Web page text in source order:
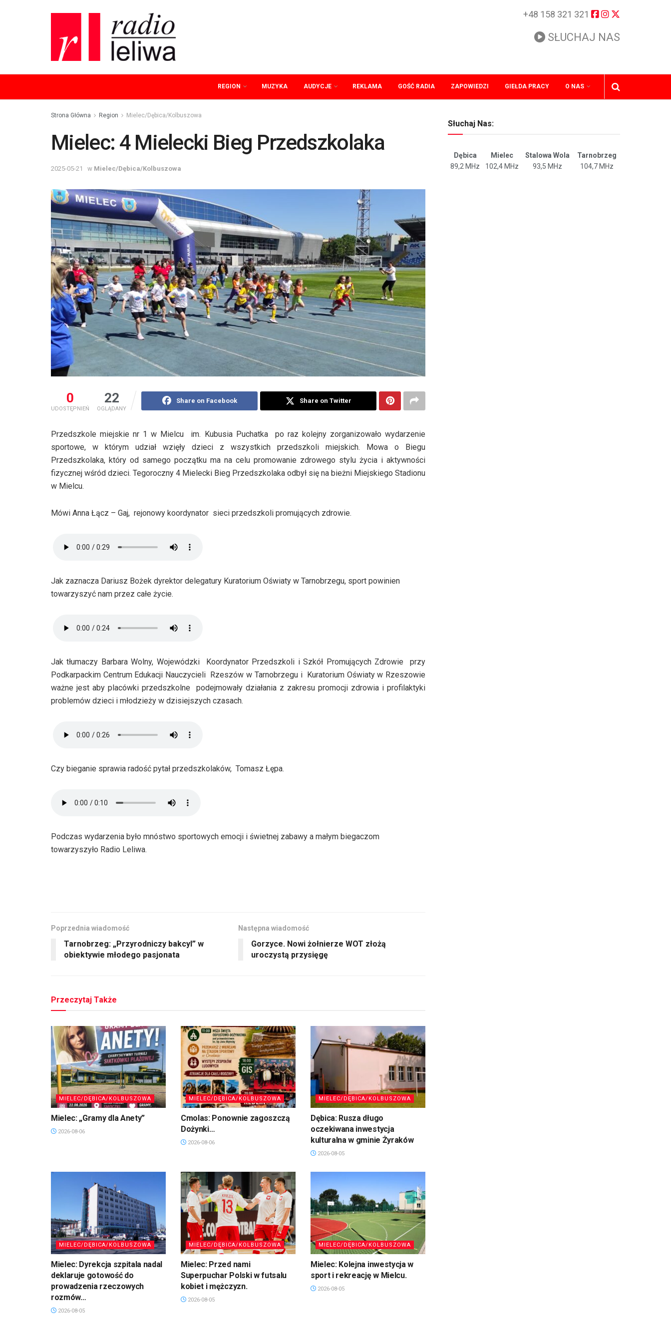
+48 158 321 321
SŁUCHAJ NAS
REGION MUZYKA AUDYCJE REKLAMA GOŚĆ RADIA ZAPOWIEDZI GIEŁDA PRACY O NAS
Strona Główna Region Mielec/Dębica/Kolbuszowa
Mielec: 4 Mielecki Bieg Przedszkolaka
2025-05-21 w Mielec/Dębica/Kolbuszowa
0
UDOSTĘPNIEŃ
22
OGLĄDANY
Share on Facebook Share on Twitter
Przedszkole miejskie nr 1 w Mielcu im. Kubusia Puchatka po raz kolejny zorganizowało wydarzenie
sportowe, w którym udział wzięły dzieci z wszystkich przedszkoli miejskich. Mowa o Biegu
Przedszkolaka, który od samego początku ma na celu promowanie zdrowego stylu życia i aktywności
fizycznej wśród dzieci. Tegoroczny 4 Mielecki Bieg Przedszkolaka odbył się na bieżni Miejskiego Stadionu
w Mielcu.
Mówi Anna Łącz – Gaj, rejonowy koordynator sieci przedszkoli promujących zdrowie.
Jak zaznacza Dariusz Bożek dyrektor delegatury Kuratorium Oświaty w Tarnobrzegu, sport powinien
towarzyszyć nam przez całe życie.
Jak tłumaczy Barbara Wolny, Wojewódzki Koordynator Przedszkoli i Szkół Promujących Zdrowie przy
Podkarpackim Centrum Edukacji Nauczycieli Rzeszów w Tarnobrzegu i Kuratorium Oświaty w Rzeszowie
ważne jest aby placówki przedszkolne podejmowały działania z zakresu promocji zdrowia i profilaktyki
problemów dzieci i młodzieży w dzisiejszych czasach.
Czy bieganie sprawia radość pytał przedszkolaków, Tomasz Łępa.
Podczas wydarzenia było mnóstwo sportowych emocji i świetnej zabawy a małym biegaczom
towarzyszyło Radio Leliwa.
Poprzednia wiadomość
Tarnobrzeg: „Przyrodniczy bakcyl” w
obiektywie młodego pasjonata
Następna wiadomość
Gorzyce. Nowi żołnierze WOT złożą
uroczystą przysięgę
Przeczytaj Także
MIELEC/DĘBICA/KOLBUSZOWA
Mielec: „Gramy dla Anety”
2026-08-06
MIELEC/DĘBICA/KOLBUSZOWA
Cmolas: Ponownie zagoszczą
Dożynki…
2026-08-06
MIELEC/DĘBICA/KOLBUSZOWA
Dębica: Rusza długo
oczekiwana inwestycja
kulturalna w gminie Żyraków
2026-08-05
MIELEC/DĘBICA/KOLBUSZOWA
Mielec: Dyrekcja szpitala nadal
deklaruje gotowość do
prowadzenia rzeczowych
rozmów…
2026-08-05
MIELEC/DĘBICA/KOLBUSZOWA
Mielec: Przed nami
Superpuchar Polski w futsalu
kobiet i mężczyzn.
2026-08-05
MIELEC/DĘBICA/KOLBUSZOWA
Mielec: Kolejna inwestycja w
sport i rekreację w Mielcu.
2026-08-05
Słuchaj Nas:
Dębica Mielec Stalowa Wola
Tarnobrzeg
89,2 MHz
102,4 MHz 93,5 MHz 104,7 MHz